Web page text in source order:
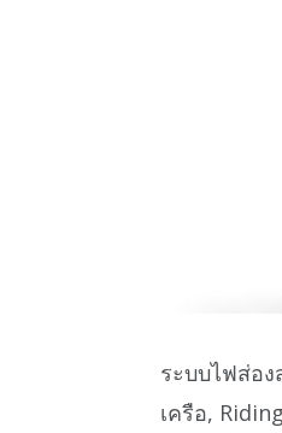
ระบบไฟส่อ
เครือ,